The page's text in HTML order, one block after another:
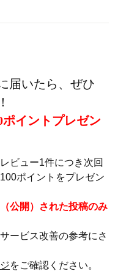
届いたら、ぜひ
イントプレゼン
ビュー1件につき次回
ポイントをプレゼン
公開）された投稿のみ
ービス改善の参考にさ
をご確認ください。